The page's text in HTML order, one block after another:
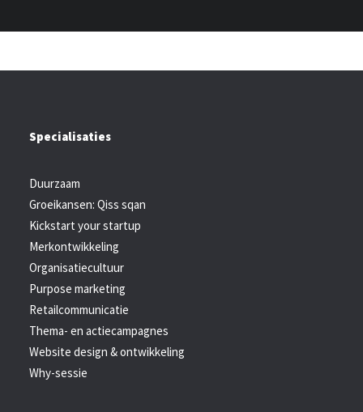
Specialisaties
Duurzaam
Groeikansen: Qiss sqan
Kickstart your startup
Merkontwikkeling
Organisatiecultuur
Purpose marketing
Retailcommunicatie
Thema- en actiecampagnes
Website design & ontwikkeling
Why-sessie